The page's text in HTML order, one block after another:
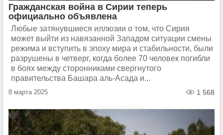
Гражданская война в Сирии теперь
официально объявлена
Любые затянувшиеся иллюзии о том, что Сирия
может выйти из навязанной Западом ситуации смены
режима и вступить в эпоху мира и стабильности, были
разрушены в четверг, когда более 70 человек погибли
в боях между сторонниками свергнутого
правительства Башара аль-Асада и...
8 марта 2025 1 568